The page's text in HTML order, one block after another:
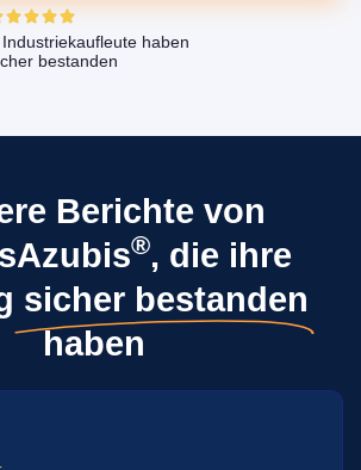
haben
bestanden
Berichte von
®, die ihre
sicher bestanden
haben